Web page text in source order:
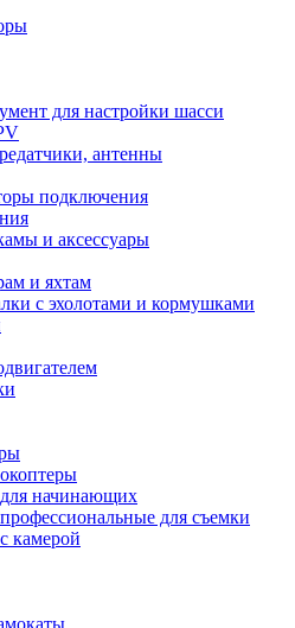
для настройки шасси
антенны
подключения
и аксессуары
и яхтам
с эхолотами и кормушками
начинающих
для съемки
камерой